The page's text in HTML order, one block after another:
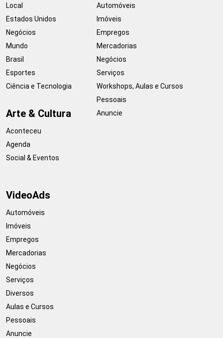
Local
Estados Unidos
Negócios
Mundo
Brasil
Esportes
Ciência e Tecnologia
Arte & Cultura
Aconteceu
Agenda
Social & Eventos
Automóveis
Imóveis
Empregos
Mercadorias
Negócios
Serviços
Workshops, Aulas e Cursos
Pessoais
Anuncie
VideoAds
Automóveis
Imóveis
Empregos
Mercadorias
Negócios
Serviços
Diversos
Aulas e Cursos
Pessoais
Anuncie